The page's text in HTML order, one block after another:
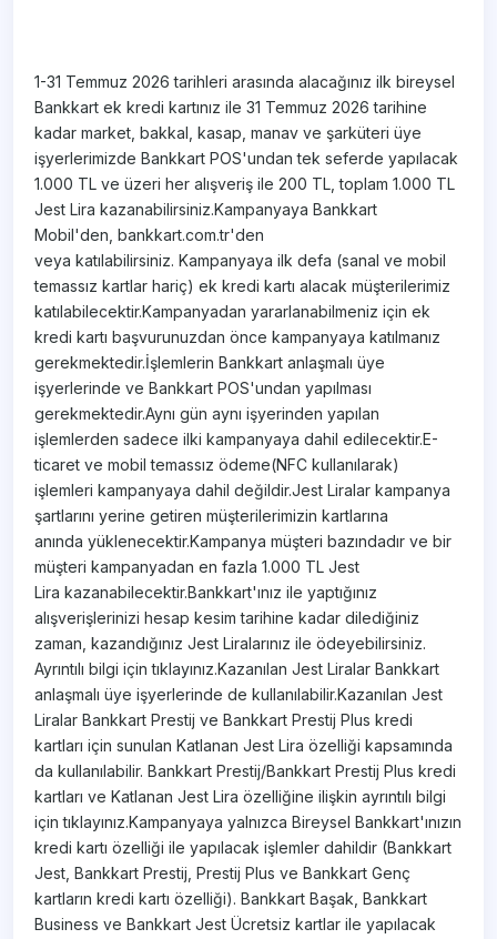
1-31 Temmuz 2026 tarihleri arasında alacağınız ilk bireysel
Bankkart ek kredi kartınız ile 31 Temmuz 2026 tarihine
kadar market, bakkal, kasap, manav ve şarküteri üye
işyerlerimizde Bankkart POS'undan tek seferde yapılacak
1.000 TL ve üzeri her alışveriş ile 200 TL, toplam 1.000 TL
Jest Lira kazanabilirsiniz.Kampanyaya Bankkart
Mobil'den, bankkart.com.tr'den
veya katılabilirsiniz. Kampanyaya ilk defa (sanal ve mobil
temassız kartlar hariç) ek kredi kartı alacak müşterilerimiz
katılabilecektir.Kampanyadan yararlanabilmeniz için ek
kredi kartı başvurunuzdan önce kampanyaya katılmanız
gerekmektedir.İşlemlerin Bankkart anlaşmalı üye
işyerlerinde ve Bankkart POS'undan yapılması
gerekmektedir.Aynı gün aynı işyerinden yapılan
işlemlerden sadece ilki kampanyaya dahil edilecektir.E-
ticaret ve mobil temassız ödeme(NFC kullanılarak)
işlemleri kampanyaya dahil değildir.Jest Liralar kampanya
şartlarını yerine getiren müşterilerimizin kartlarına
anında yüklenecektir.Kampanya müşteri bazındadır ve bir
müşteri kampanyadan en fazla 1.000 TL Jest
Lira kazanabilecektir.Bankkart'ınız ile yaptığınız
alışverişlerinizi hesap kesim tarihine kadar dilediğiniz
zaman, kazandığınız Jest Liralarınız ile ödeyebilirsiniz.
Ayrıntılı bilgi için tıklayınız.Kazanılan Jest Liralar Bankkart
anlaşmalı üye işyerlerinde de kullanılabilir.Kazanılan Jest
Liralar Bankkart Prestij ve Bankkart Prestij Plus kredi
kartları için sunulan Katlanan Jest Lira özelliği kapsamında
da kullanılabilir. Bankkart Prestij/Bankkart Prestij Plus kredi
kartları ve Katlanan Jest Lira özelliğine ilişkin ayrıntılı bilgi
için tıklayınız.Kampanyaya yalnızca Bireysel Bankkart'ınızın
kredi kartı özelliği ile yapılacak işlemler dahildir (Bankkart
Jest, Bankkart Prestij, Prestij Plus ve Bankkart Genç
kartların kredi kartı özelliği). Bankkart Başak, Bankkart
Business ve Bankkart Jest Ücretsiz kartlar ile yapılacak